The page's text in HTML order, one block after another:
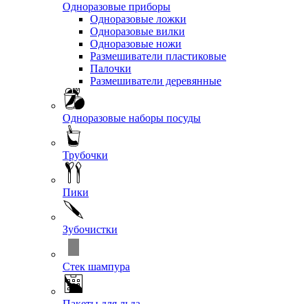
Одноразовые приборы
Одноразовые ложки
Одноразовые вилки
Одноразовые ножи
Размешиватели пластиковые
Палочки
Размешиватели деревянные
Одноразовые наборы посуды
Трубочки
Пики
Зубочистки
Стек шампура